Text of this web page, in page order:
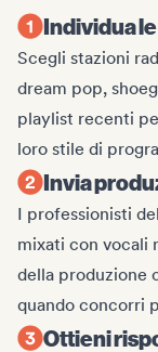
Individua
Scegli stazioni
dream pop,
playlist recenti
loro stile di
Invia
I professionisti
mixati con vocali
della produzione
quando concorri
Ottieni